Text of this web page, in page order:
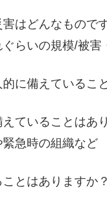
はどんなもので
いの規模/被害
に備えているこ
ていることはあ
急時の組織など
とはありますか？